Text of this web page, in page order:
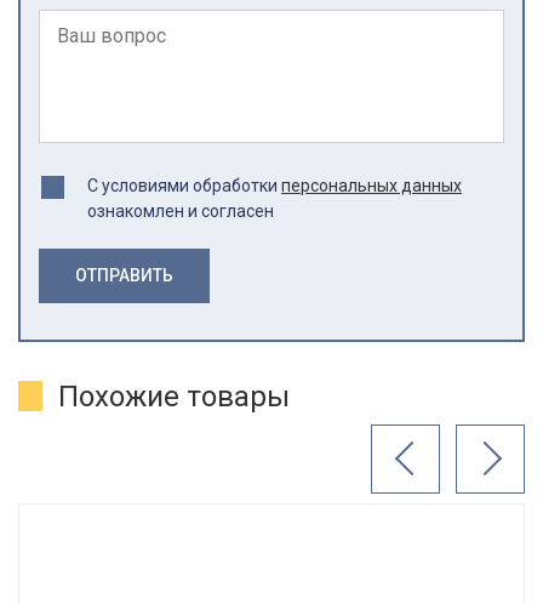
С условиями обработки персональных данных
ознакомлен и согласен
ОТПРАВИТЬ
Похожие товары